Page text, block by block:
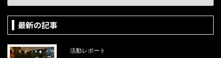
最新の記事
活動レポート